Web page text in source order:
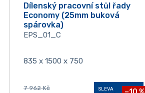
Dílenský pracovní stůl řady
Economy (25mm buková
spárovka)
EPS_01_C
835 x 1500 x 750
7 962 Kč
SLEVA